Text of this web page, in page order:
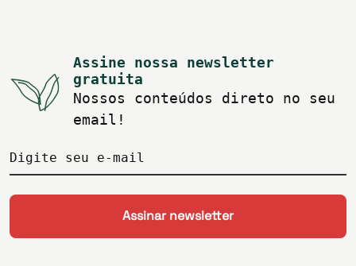
Assine nossa newsletter
gratuita
Nossos conteúdos direto no seu
email!
Digite seu e-mail